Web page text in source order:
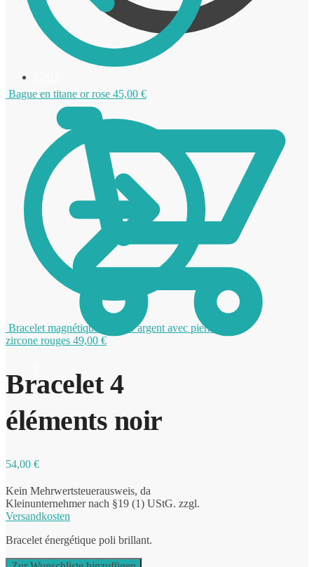
Bague en titane or rose 45,00 €
Bracelet magnétique couleur argent avec pierres
zircone rouges 49,00 €
Bracelet 4
éléments noir
54,00 €
Kein Mehrwertsteuerausweis, da
Kleinunternehmer nach §19 (1) UStG. zzgl.
Versandkosten
Bracelet énergétique poli brillant.